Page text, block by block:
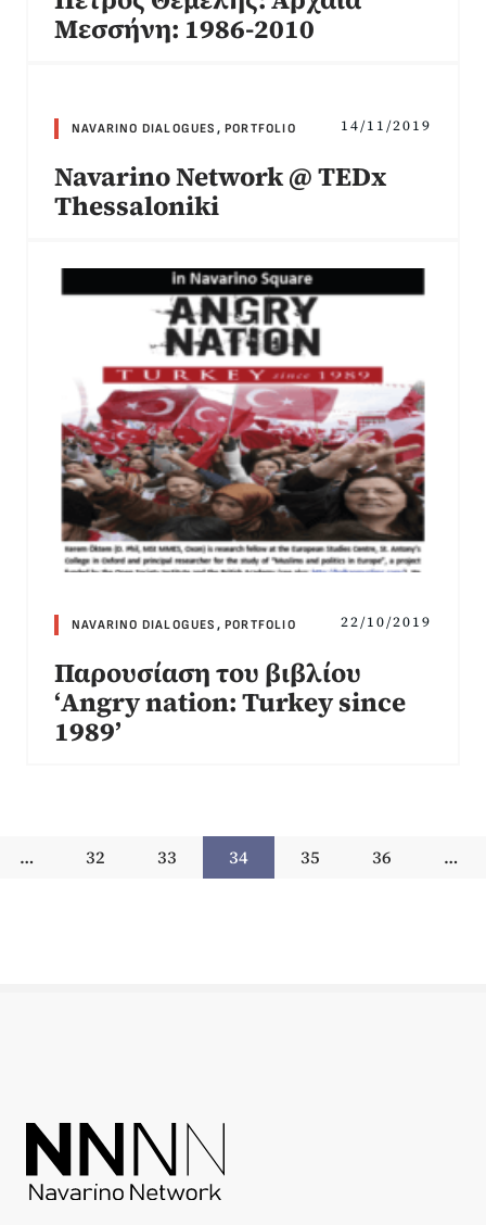
Μεσσήνη: 1986-2010
NAVARINO DIALOGUES ,PORTFOLIO 14/11/2019
Navarino Network @ TEDx
Thessaloniki
NAVARINO DIALOGUES ,PORTFOLIO 22/10/2019
Παρουσίαση του βιβλίου
‘Angry nation: Turkey since
1989’
… 32 33 34 35 36 …